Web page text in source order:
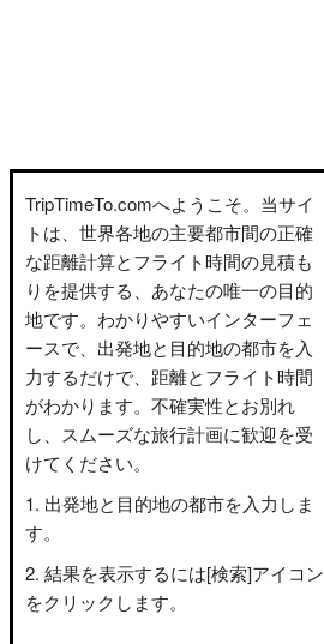
TripTimeTo.comへようこそ。当サイ
トは、世界各地の主要都市間の正確
な距離計算とフライト時間の見積も
りを提供する、あなたの唯一の目的
地です。わかりやすいインターフェ
ースで、出発地と目的地の都市を入
力するだけで、距離とフライト時間
がわかります。不確実性とお別れ
し、スムーズな旅行計画に歓迎を受
けてください。
出発地と目的地の都市を入力しま
す。
結果を表示するには[検索]アイコン
をクリックします。